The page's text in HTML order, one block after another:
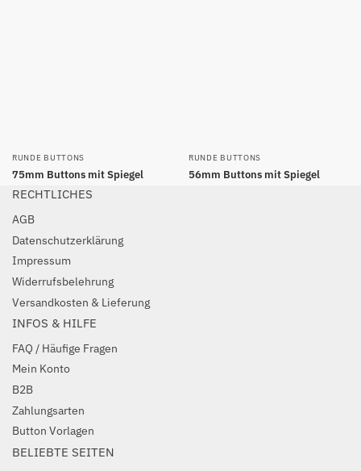
RUNDE BUTTONS
75mm Buttons mit Spiegel
RUNDE BUTTONS
56mm Buttons mit Spiegel
RECHTLICHES
AGB
Datenschutzerklärung
Impressum
Widerrufsbelehrung
Versandkosten & Lieferung
INFOS & HILFE
FAQ / Häufige Fragen
Mein Konto
B2B
Zahlungsarten
Button Vorlagen
BELIEBTE SEITEN